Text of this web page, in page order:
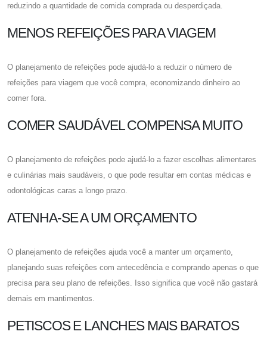
reduzindo a quantidade de comida comprada ou desperdiçada.
MENOS REFEIÇÕES PARA VIAGEM
O planejamento de refeições pode ajudá-lo a reduzir o número de
refeições para viagem que você compra, economizando dinheiro ao
comer fora.
COMER SAUDÁVEL COMPENSA MUITO
O planejamento de refeições pode ajudá-lo a fazer escolhas alimentares
e culinárias mais saudáveis, o que pode resultar em contas médicas e
odontológicas caras a longo prazo.
ATENHA-SE A UM ORÇAMENTO
O planejamento de refeições ajuda você a manter um orçamento,
planejando suas refeições com antecedência e comprando apenas o que
precisa para seu plano de refeições. Isso significa que você não gastará
demais em mantimentos.
PETISCOS E LANCHES MAIS BARATOS